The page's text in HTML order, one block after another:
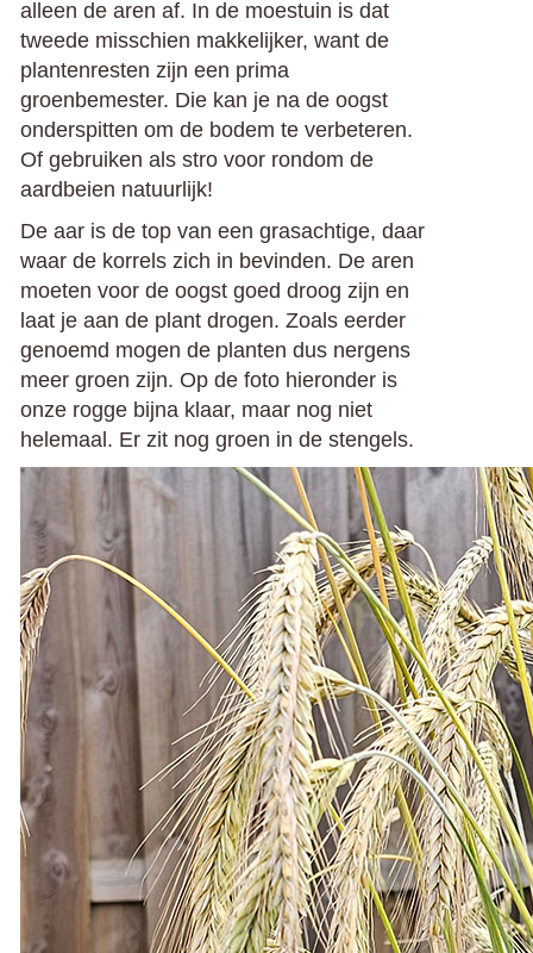
alleen de aren af. In de moestuin is dat
tweede misschien makkelijker, want de
plantenresten zijn een prima
groenbemester. Die kan je na de oogst
onderspitten om de bodem te verbeteren.
Of gebruiken als stro voor rondom de
aardbeien natuurlijk!
De aar is de top van een grasachtige, daar
waar de korrels zich in bevinden. De aren
moeten voor de oogst goed droog zijn en
laat je aan de plant drogen. Zoals eerder
genoemd mogen de planten dus nergens
meer groen zijn. Op de foto hieronder is
onze rogge bijna klaar, maar nog niet
helemaal. Er zit nog groen in de stengels.